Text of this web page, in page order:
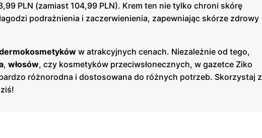
PLN (zamiast 104,99 PLN). Krem ten nie tylko chroni skórę
podrażnienia i zaczerwienienia, zapewniając skórze zdrowy
w atrakcyjnych cenach. Niezależnie od tego,
, włosów, czy kosmetyków przeciwsłonecznych, w gazetce Ziko
różnorodna i dostosowana do różnych potrzeb. Skorzystaj z